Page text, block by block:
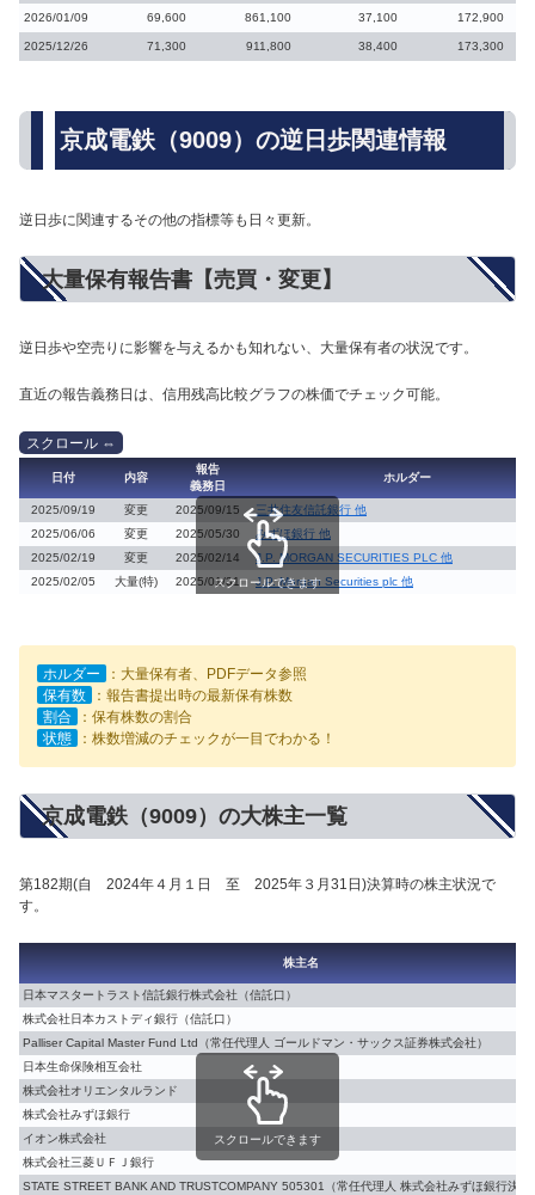
2026/01/09 69,600 861,100 37,100 172,900
2025/12/26 71,300 911,800 38,400 173,300
京成電鉄（9009）の逆日歩関連情報
逆日歩に関連するその他の指標等も日々更新。
大量保有報告書【売買・変更】
逆日歩や空売りに影響を与えるかも知れない、大量保有者の状況です。
直近の報告義務日は、信用残高比較グラフの株価でチェック可能。
日付 内容
報告
義務日
ホルダー
2025/09/19 変更 2025/09/15
三井住友信託銀行 他
2025/06/06
変更 2025/05/30
みずほ銀行 他
2025/02/19
変更 2025/02/14
J.P. MORGAN SECURITIES PLC 他
2025/02/05
大量(特) 2025/01/31 J.P. Morgan Securities plc 他
スクロールできます
ホルダー
：大量保有者、PDFデータ参照
保有数
：報告書提出時の最新保有株数
割合
：保有株数の割合
状態
：株数増減のチェックが一目でわかる！
京成電鉄（9009）の大株主一覧
第182期(自 2024年４月１日 至 2025年３月31日)決算時の株主状況で
す。
株主名
日本マスタートラスト信託銀行株式会社（信託口）
株式会社日本カストディ銀行（信託口）
Palliser Capital Master Fund Ltd（常任代理人 ゴールドマン・サックス証券株式会社）
日本生命保険相互会社
株式会社オリエンタルランド
株式会社みずほ銀行
イオン株式会社
株式会社三菱ＵＦＪ銀行
STATE STREET BANK AND TRUSTCOMPANY 505301（常任代理人 株式会社みずほ銀行決済
スクロールできます